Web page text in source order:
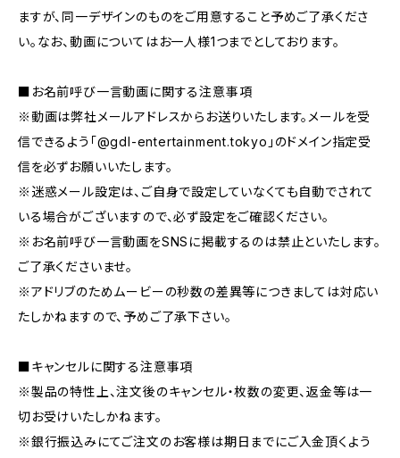
ますが、同一デザインのものをご用意すること予めご了承くださ
い。なお、動画についてはお一人様1つまでとしております。
■お名前呼び一言動画に関する注意事項
※動画は弊社メールアドレスからお送りいたします。メールを受
信できるよう「@gdl-entertainment.tokyo」のドメイン指定受
信を必ずお願いいたします。
※迷惑メール設定は、ご自身で設定していなくても自動でされて
いる場合がございますので、必ず設定をご確認ください。
※お名前呼び一言動画をSNSに掲載するのは禁止といたします。
ご了承くださいませ。
※アドリブのためムービーの秒数の差異等につきましては対応い
たしかねますので、予めご了承下さい。
■キャンセルに関する注意事項
※製品の特性上、注文後のキャンセル・枚数の変更、返金等は一
切お受けいたしかねます。
※銀行振込みにてご注文のお客様は期日までにご入金頂くよう